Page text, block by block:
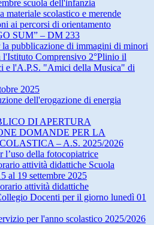
scuola dell'infanzia
materiale scolastico e merende
ai percorsi di orientamento
SUM” – DM 233
pubblicazione di immagini di minori
l'Istituto Comprensivo 2°Plinio il
e l'A.P.S. "Amici della Musica" di
2025
dell'erogazione di energia
DI APERTURA
DOMANDE PER LA
– A.S. 2025/2026
l’uso della fotocopiatrice
attività didattiche Scuola
al 19 settembre 2025
attività didattiche
Docenti per il giorno lunedì 01
per l'anno scolastico 2025/2026